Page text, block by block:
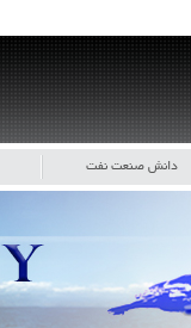
دانش صنعت نفت